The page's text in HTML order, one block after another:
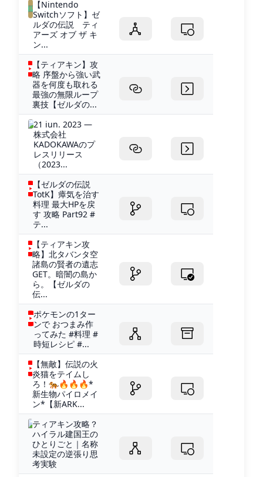
【Nintendo
Switchソフト】ゼ
ルダの伝説 ティ
アーズ オブ ザ キ
ン...
【ティアキン】攻
略 序盤から強い武
器を何度も取れる
最強の無限ループ
裏技【ゼルダの...
21 iun. 2023 —
株式会社
KADOKAWAのプ
レスリリース
（2023...
【ゼルダの伝説
TotK】瘴気を治す
料理 最大HPを戻
す 攻略 Part92 #
テ...
【ティアキン攻
略】北タバンタ空
諸島の賢者の遺志
GET。暗闇の島か
ら。【ゼルダの
伝...
ポケモンの1ター
ンで おつまみ作
ってみた #料理 #
時短レシピ #...
【無敵】伝説の火
炎猫をテイムし
ろ！🐅🔥🔥🔥*
新生物パイロメイ
ン*【新ARK...
ティアキン攻略？
ハイラル建国王の
ひとりごと｜名称
未設定の逆張り思
考実験